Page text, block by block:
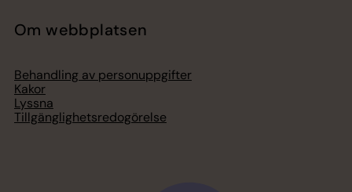
Om webbplatsen
Behandling av personuppgifter
Kakor
Lyssna
Tillgänglighetsredogörelse